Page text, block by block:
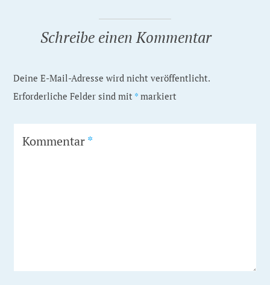
Schreibe einen Kommentar
Deine E-Mail-Adresse wird nicht veröffentlicht.
Erforderliche Felder sind mit * markiert
Kommentar*